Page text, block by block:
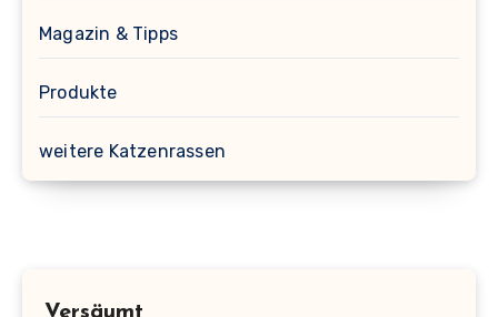
Magazin & Tipps
Produkte
weitere Katzenrassen